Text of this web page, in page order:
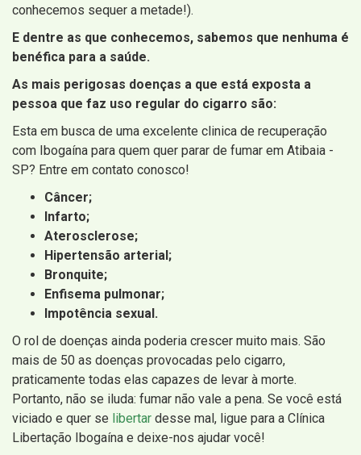
conhecemos sequer a metade!).
E dentre as que conhecemos, sabemos que nenhuma é
benéfica para a saúde.
As mais perigosas doenças a que está exposta a
pessoa que faz uso regular do cigarro são:
Esta em busca de uma excelente clinica de recuperação
com Ibogaína para quem quer parar de fumar em Atibaia -
SP? Entre em contato conosco!
Câncer;
Infarto;
Aterosclerose;
Hipertensão arterial;
Bronquite;
Enfisema pulmonar;
Impotência sexual.
O rol de doenças ainda poderia crescer muito mais. São
mais de 50 as doenças provocadas pelo cigarro,
praticamente todas elas capazes de levar à morte.
Portanto, não se iluda: fumar não vale a pena. Se você está
viciado e quer se libertar desse mal, ligue para a Clínica
Libertação Ibogaína e deixe-nos ajudar você!